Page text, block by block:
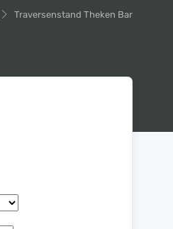
Traversenstand Theken Bar